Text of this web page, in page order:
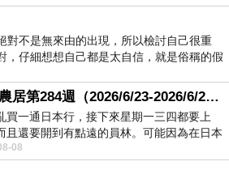
几
對不是無來由的出現，所以檢討自己很重
，仔細想想自己都是太自信，就是俗稱的假
週間農居第284週（2026/6/23-2026/6/24) 夏至 金黃稻浪洋溢豐收喜悅
買一通日本行，接下來星期一三四都要上
且還要開到有點遠的員林。可能因為在日本
錢，星期一出門上班時，心裡沒有一
08